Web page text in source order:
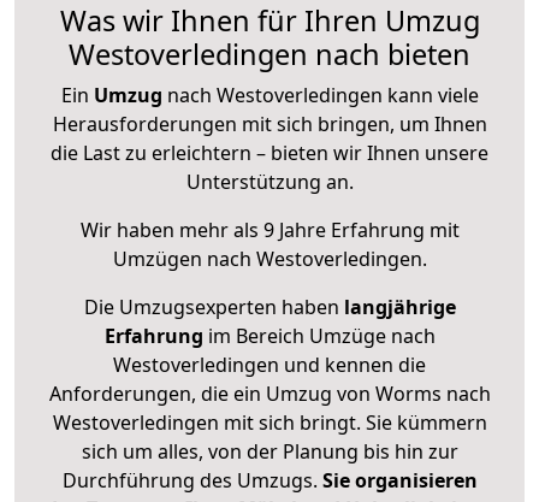
Was wir Ihnen für Ihren Umzug
Westoverledingen nach bieten
Ein Umzug nach Westoverledingen kann viele
Herausforderungen mit sich bringen, um Ihnen
die Last zu erleichtern – bieten wir Ihnen unsere
Unterstützung an.
Wir haben mehr als 9 Jahre Erfahrung mit
Umzügen nach Westoverledingen.
Die Umzugsexperten haben langjährige
Erfahrung im Bereich Umzüge nach
Westoverledingen und kennen die
Anforderungen, die ein Umzug von Worms nach
Westoverledingen mit sich bringt. Sie kümmern
sich um alles, von der Planung bis hin zur
Durchführung des Umzugs. Sie organisieren